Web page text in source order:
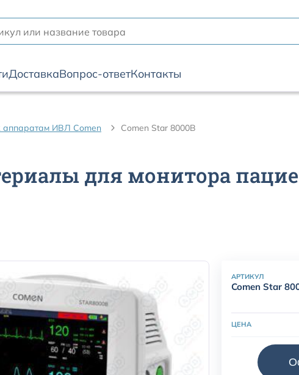
ДоставкаВопрос-ответКонтакты
аппаратам ИВЛ Comen Comen Star 8000B
для монитора
АРТИКУЛ
Comen Star
ЦЕНА
Для монитора
расходные